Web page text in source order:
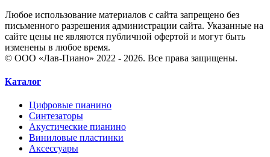
Любое использование материалов с сайта запрещено без
письменного разрешения администрации сайта. Указанные на
сайте цены не являются публичной офертой и могут быть
изменены в любое время.
© ООО «Лав-Пиано» 2022 - 2026. Все права защищены.
Каталог
Цифровые пианино
Синтезаторы
Акустические пианино
Виниловые пластинки
Аксессуары